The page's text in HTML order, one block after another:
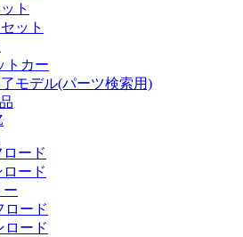
ト
ット
トカー
モデル(パーツ検索用)
ロード
ロード
ー
ロード
ロード